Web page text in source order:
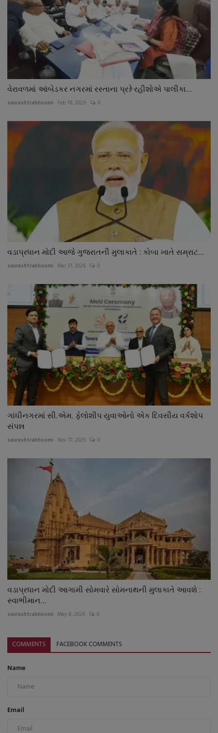
વેરાવળમાં આંબેડકર નગરમાં રસ્તાના પ્રશ્ને રહીશોએ પાલીકા...
saurashtrabhoomi Feb 18, 2026 0
વડાપ્રધાન મોદી આજે ગુજરાતની મુલાકાતે : કોબા ખાતે સમ્રાટ...
saurashtrabhoomi Mar 31, 2026 0
ગાંધીનગરમાં સી.એમ. ફેલોશીપ યુવાઓનો એક દિવસીય વર્કશોપ
સંપન્ન
saurashtrabhoomi Nov 17, 2025 0
વડાપ્રધાન મોદી આગામી સોમવારે સોમનાથની મુલાકાતે આવશે :
સ્વાભીમાન...
saurashtrabhoomi May 8, 2026 0
COMMENTS FACEBOOK COMMENTS
Name
Email